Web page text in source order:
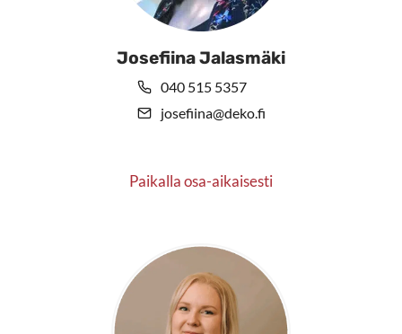
Josefiina Jalasmäki
040 515 5357
josefiina@deko.fi
Paikalla osa-aikaisesti